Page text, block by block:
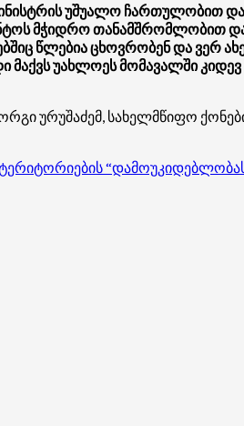
უშუალო ჩართულობით
მჭიდრო თანამშრომლობით
წლებია ცხოვრობენ და ვერ
უახლოეს მომავალში
ურუშაძემ, სახელმწიფო